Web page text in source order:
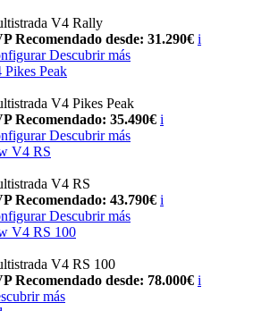
V4 Rally
Recomendado desde: 31.290€ i
Descubrir más
Pikes Peak
V4 Pikes Peak
Recomendado: 35.490€ i
Descubrir más
V4 RS
V4 RS
Recomendado: 43.790€ i
Descubrir más
V4 RS 100
V4 RS 100
Recomendado desde: 78.000€ i
más